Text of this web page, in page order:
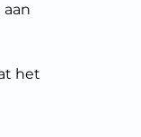
het